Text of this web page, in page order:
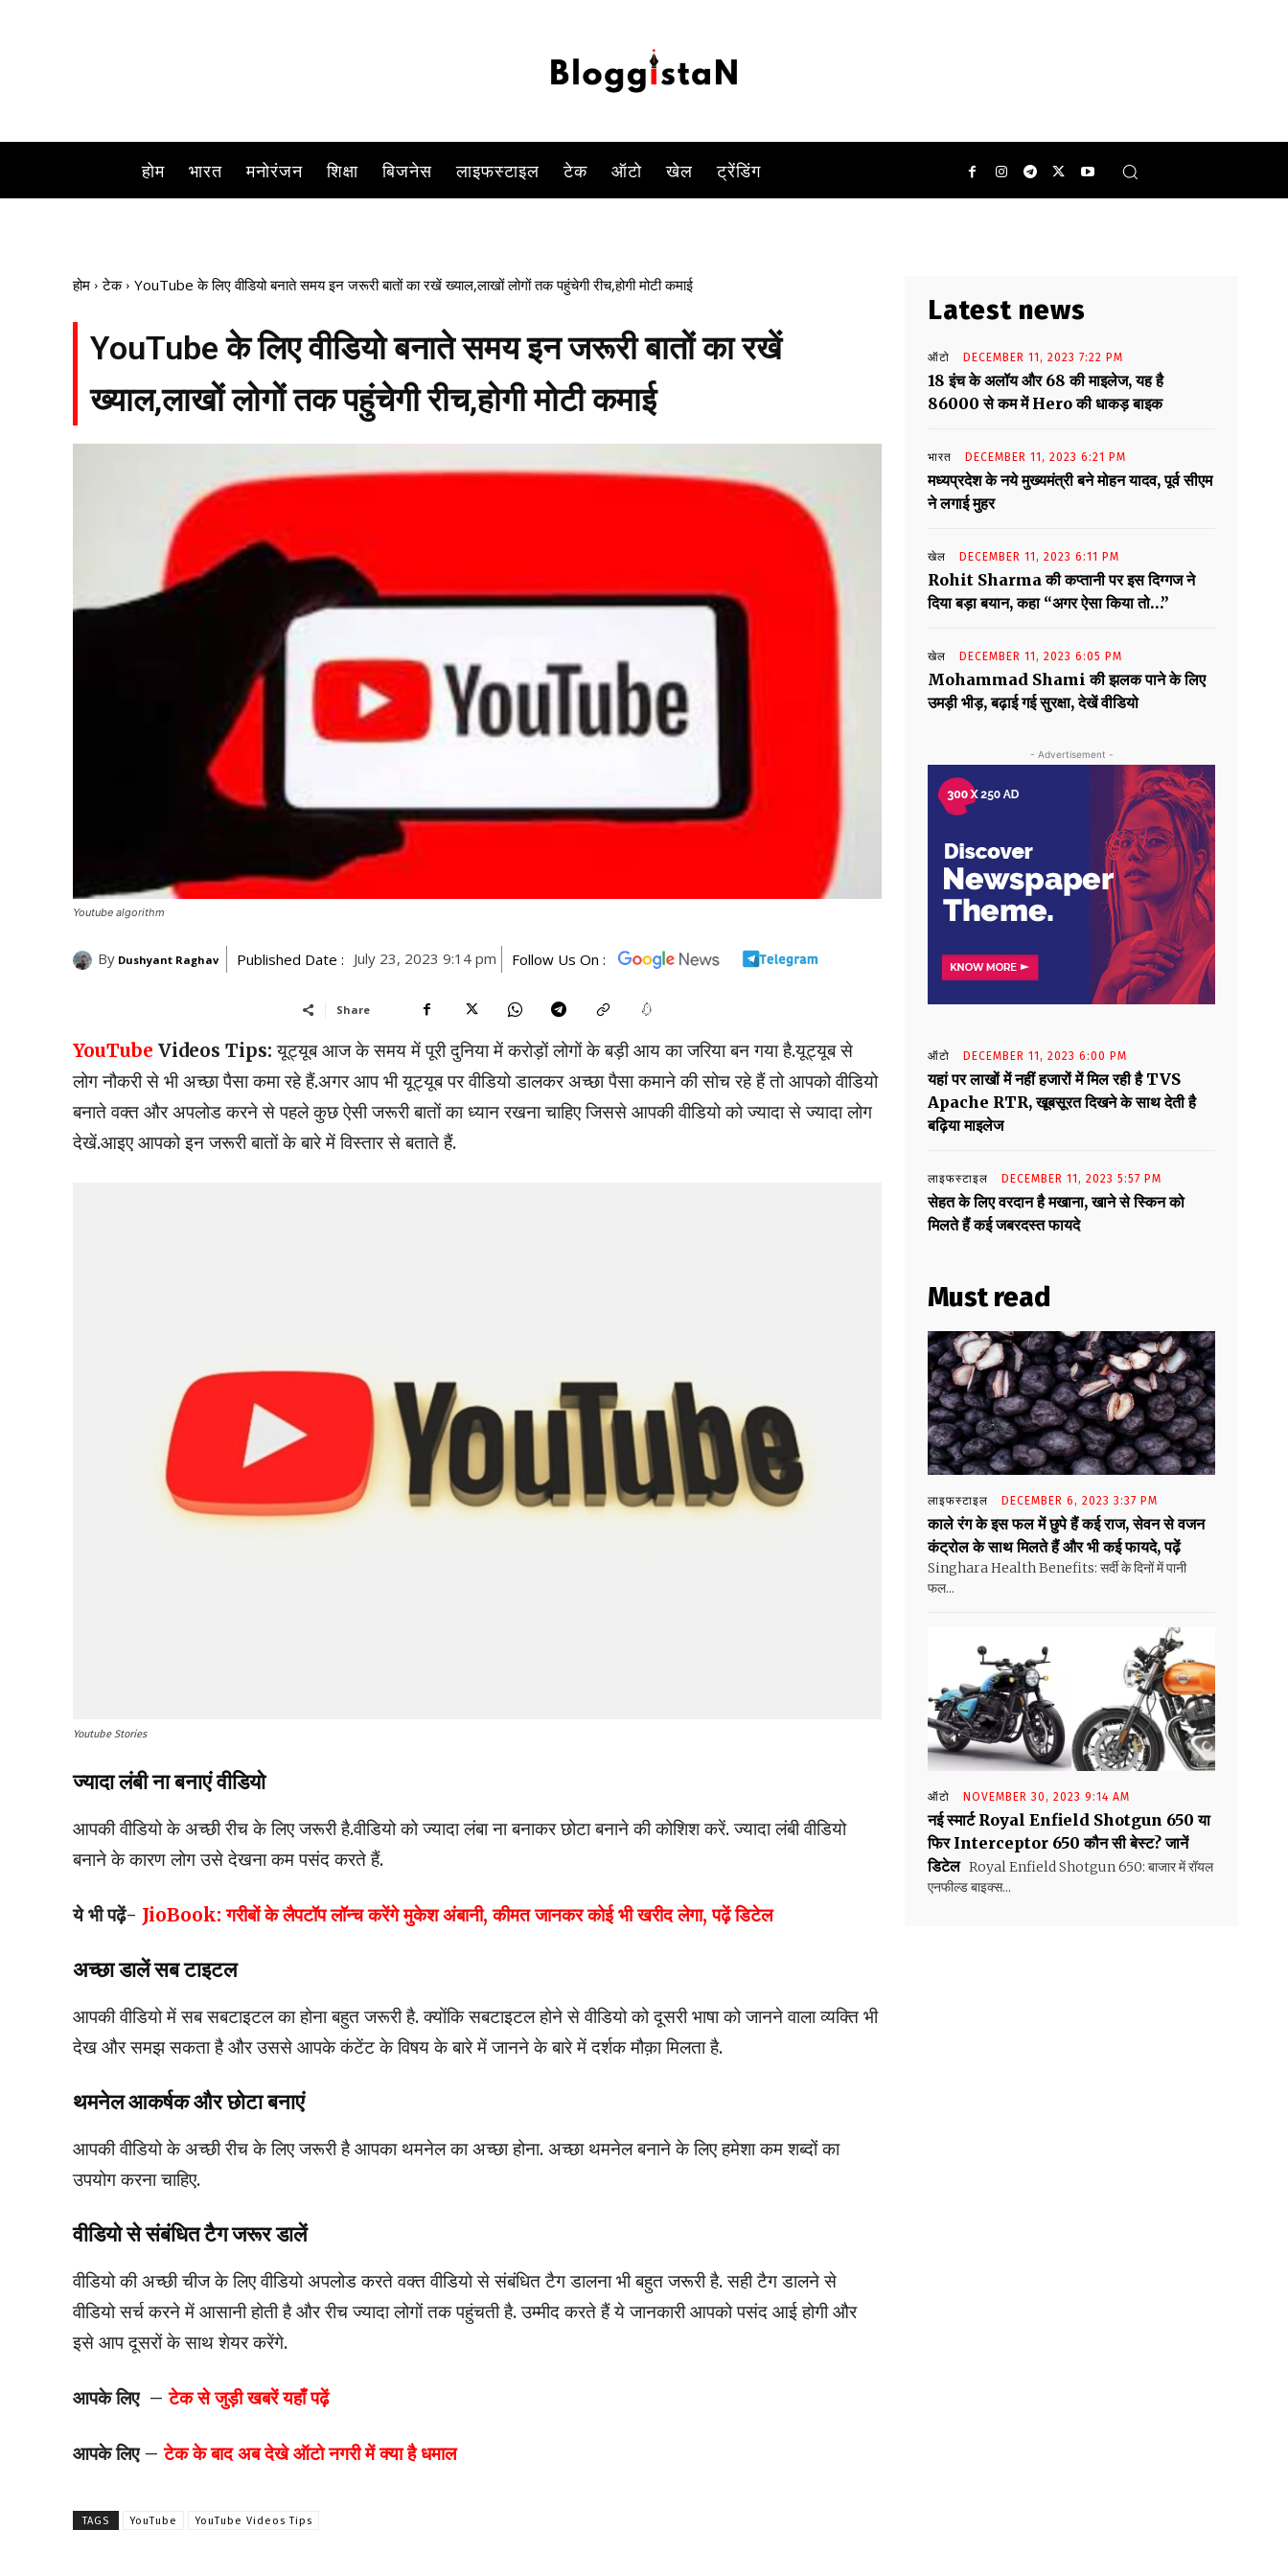
होम भारत मनोरंजन शिक्षा बिजनेस लाइफस्टाइल टेक ऑटो खेल ट्रेंडिंग
होम टेक YouTube के लिए वीडियो बनाते समय इन जरूरी बातों का रखें ख्याल,लाखों लोगों तक पहुंचेगी रीच,होगी मोटी कमाई
YouTube के लिए वीडियो बनाते समय इन जरूरी बातों का रखें
ख्याल,लाखों लोगों तक पहुंचेगी रीच,होगी मोटी कमाई
Youtube algorithm
By Dushyant Raghav Published Date : July 23, 2023 9:14 pm Follow Us On :
Share
YouTube Videos Tips: यूट्यूब आज के समय में पूरी दुनिया में करोड़ों लोगों के बड़ी आय का जरिया बन गया है.यूट्यूब से
लोग नौकरी से भी अच्छा पैसा कमा रहे हैं.अगर आप भी यूट्यूब पर वीडियो डालकर अच्छा पैसा कमाने की सोच रहे हैं तो आपको वीडियो
बनाते वक्त और अपलोड करने से पहले कुछ ऐसी जरूरी बातों का ध्यान रखना चाहिए जिससे आपकी वीडियो को ज्यादा से ज्यादा लोग
देखें.आइए आपको इन जरूरी बातों के बारे में विस्तार से बताते हैं.
Youtube Stories
ज्यादा लंबी ना बनाएं वीडियो
आपकी वीडियो के अच्छी रीच के लिए जरूरी है.वीडियो को ज्यादा लंबा ना बनाकर छोटा बनाने की कोशिश करें. ज्यादा लंबी वीडियो
बनाने के कारण लोग उसे देखना कम पसंद करते हैं.
ये भी पढ़ें- JioBook: गरीबों के लैपटॉप लॉन्च करेंगे मुकेश अंबानी, कीमत जानकर कोई भी खरीद लेगा, पढ़ें डिटेल
अच्छा डालें सब टाइटल
आपकी वीडियो में सब सबटाइटल का होना बहुत जरूरी है. क्योंकि सबटाइटल होने से वीडियो को दूसरी भाषा को जानने वाला व्यक्ति भी
देख और समझ सकता है और उससे आपके कंटेंट के विषय के बारे में जानने के बारे में दर्शक मौक़ा मिलता है.
थमनेल आकर्षक और छोटा बनाएं
आपकी वीडियो के अच्छी रीच के लिए जरूरी है आपका थमनेल का अच्छा होना. अच्छा थमनेल बनाने के लिए हमेशा कम शब्दों का
उपयोग करना चाहिए.
वीडियो से संबंधित टैग जरूर डालें
वीडियो की अच्छी चीज के लिए वीडियो अपलोड करते वक्त वीडियो से संबंधित टैग डालना भी बहुत जरूरी है. सही टैग डालने से
वीडियो सर्च करने में आसानी होती है और रीच ज्यादा लोगों तक पहुंचती है. उम्मीद करते हैं ये जानकारी आपको पसंद आई होगी और
इसे आप दूसरों के साथ शेयर करेंगे.
आपके लिए –टेक से जुड़ी खबरें यहाँ पढ़ें
आपके लिए – टेक के बाद अब देखे ऑटो नगरी में क्या है धमाल
TAGS YouTube YouTube Videos Tips
Latest news
ऑटो DECEMBER 11, 2023 7:22 PM
18 इंच के अलॉय और 68 की माइलेज, यह है
86000 से कम में Hero की धाकड़ बाइक
भारत DECEMBER 11, 2023 6:21 PM
मध्यप्रदेश के नये मुख्यमंत्री बने मोहन यादव, पूर्व सीएम
ने लगाई मुहर
खेल DECEMBER 11, 2023 6:11 PM
Rohit Sharma की कप्तानी पर इस दिग्गज ने
दिया बड़ा बयान, कहा “अगर ऐसा किया तो…”
खेल DECEMBER 11, 2023 6:05 PM
Mohammad Shami की झलक पाने के लिए
उमड़ी भीड़, बढ़ाई गई सुरक्षा, देखें वीडियो
- Advertisement -
ऑटो DECEMBER 11, 2023 6:00 PM
यहां पर लाखों में नहीं हजारों में मिल रही है TVS
Apache RTR, खूबसूरत दिखने के साथ देती है
बढ़िया माइलेज
लाइफस्टाइल DECEMBER 11, 2023 5:57 PM
सेहत के लिए वरदान है मखाना, खाने से स्किन को
मिलते हैं कई जबरदस्त फायदे
Must read
लाइफस्टाइल DECEMBER 6, 2023 3:37 PM
काले रंग के इस फल में छुपे हैं कई राज, सेवन से वजन
कंट्रोल के साथ मिलते हैं और भी कई फायदे, पढ़ें
Singhara Health Benefits: सर्दी के दिनों में पानी
फल...
ऑटो NOVEMBER 30, 2023 9:14 AM
नई स्मार्ट Royal Enfield Shotgun 650 या
फिर Interceptor 650 कौन सी बेस्ट? जानें
डिटेल Royal Enfield Shotgun 650: बाजार में रॉयल
एनफील्ड बाइक्स...